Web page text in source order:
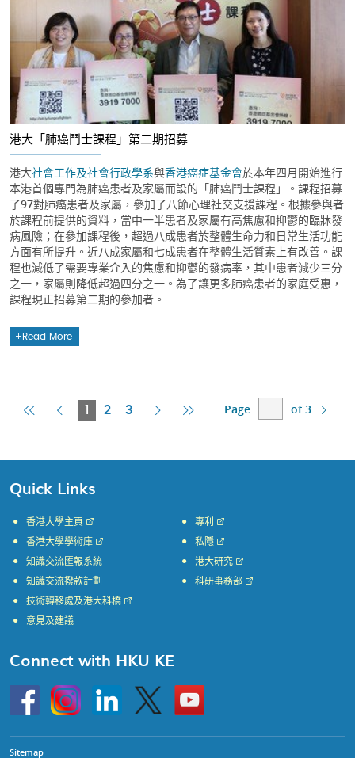
港大「肺癌鬥士課程」第二期招募
港大社會工作及社會行政學系與香港癌症基金會於本年四月開始進行
本港首個專門為肺癌患者及家屬而設的「肺癌鬥士課程」。課程招募
了97對肺癌患者及家屬，參加了八節心理社交支援課程。根據參與者
於課程前提供的資料，當中一半患者及家屬有高焦慮和抑鬱的臨牀發
病風險；在參加課程後，超過八成患者於整體生命力和日常生活功能
方面有所提升。近八成家屬和七成患者在整體生活質素上有改善。課
程也減低了需要專業介入的焦慮和抑鬱的發病率，其中患者減少三分
之一，家屬則降低超過四分之一。為了讓更多肺癌患者的家庭受惠，
課程現正招募第二期的參加者。
Read More
FirstPrevious
1
Current
2 3
Next Last
Page of 3
Quick Links
香港大學主頁
香港大學學術庫
知識交流匯報系統
知識交流撥款計劃
專利
私隱
港大研究
科研事務部
技術轉移處及港大科橋
意見及建議
Connect with HKU KE
HKU
InstagramLinkedin Twitter
Go
to
HKU
Sitemap